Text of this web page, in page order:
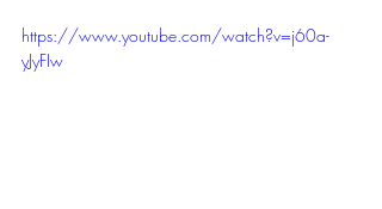
https://www.youtube.com/watch?v=j60a-
yJyFIw